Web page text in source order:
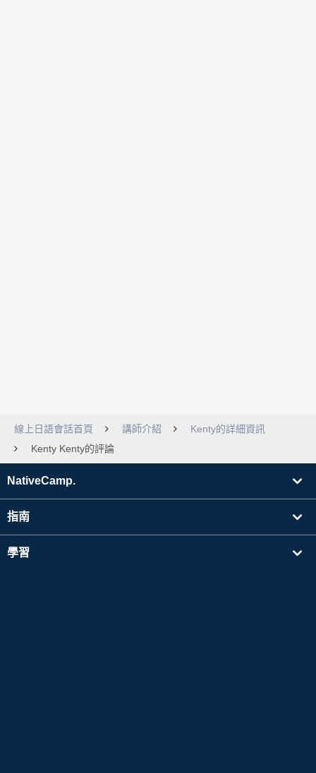
線上日語會話首頁 講師介紹
Kenty的詳細資訊
Kenty Kenty的評論
NativeCamp.
指南
學習